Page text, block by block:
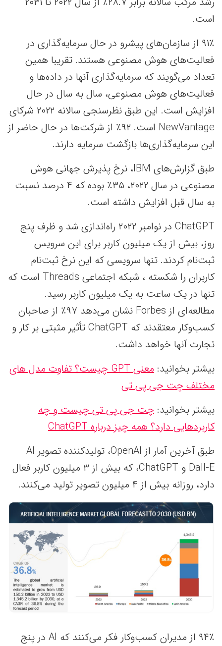
است.
۹۱٪ از سازمان‌های پیشرو در حال سرمایه‌گذاری در
فعالیت‌های هوش مصنوعی هستند. تقریبا همین
تعداد می‌گویند که سرمایه‌گذاری آنها در داده‌ها و
فعالیت‌های هوش مصنوعی، سال به سال در حال
افزایش است. این طبق نظرسنجی سالانه ۲۰۲۲ شرکای
NewVantage است. ۹۲٪ از شرکت‌ها در حال حاضر از
این سرمایه‌گذاری‌ها بازگشت سرمایه دارند.
طبق گزارش‌های IBM، نرخ پذیرش جهانی هوش
مصنوعی در سال ۲۰۲۲، ۳۵٪ بوده که ۴ درصد نسبت
به سال قبل افزایش داشته است.
ChatGPT در نوامبر ۲۰۲۲ راه‌اندازی شد و ظرف پنج
روز، بیش از یک میلیون کاربر برای این سرویس
ثبت‌نام کردند. تنها سرویسی که این نرخ ثبت‌نام
کاربران را شکسته ، شبکه اجتماعی Threads است که
تنها در یک ساعت به یک میلیون کاربر رسید.
مطالعه‌ای از Forbes نشان می‌دهد ۹۷٪ از صاحبان
کسب‌وکار معتقدند که ChatGPT تأثیر مثبتی بر کار و
تجارت آنها خواهد داشت.
بیشتر بخوانید:
معنی GPT چیست؟ تفاوت مدل های
مختلف چت جی پی تی
بیشتر بخوانید: چت جی پی تی چیست و چه
کاربردهایی دارد؟ همه چیز درباره ChatGPT
طبق آخرین آمار از OpenAI، تولیدکننده تصویر AI
Dall-E و ChatGPT، که بیش از ۳ میلیون کاربر فعال
دارد، روزانه بیش از ۴ میلیون تصویر تولید می‌کنند.
۹۴٪ از مدیران کسب‌وکار فکر می‌کنند که AI در پنج